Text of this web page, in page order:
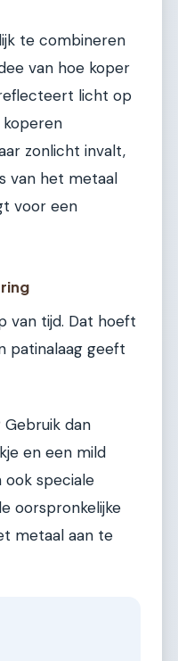
te combineren
van hoe koper
licht op
koperen
zonlicht invalt,
van het metaal
voor een
van tijd. Dat hoeft
patinalaag geeft
Gebruik dan
en een mild
ook speciale
oorspronkelijke
metaal aan te